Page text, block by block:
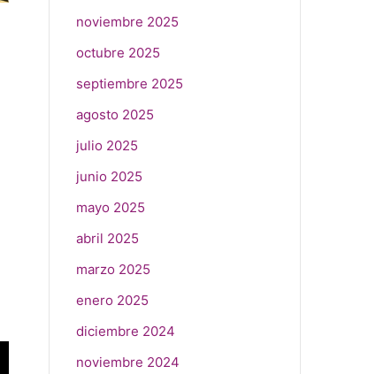
noviembre 2025
octubre 2025
septiembre 2025
agosto 2025
julio 2025
junio 2025
mayo 2025
abril 2025
marzo 2025
enero 2025
diciembre 2024
noviembre 2024